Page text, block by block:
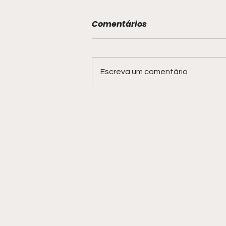
Comentários
Escreva um comentário